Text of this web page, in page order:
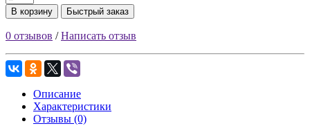
В корзину Быстрый заказ
0 отзывов /Написать отзыв
Описание
Характеристики
Отзывы (0)